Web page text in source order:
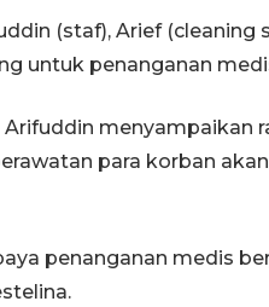
(staf), Arief (cleaning
untuk penanganan
menyampaikan
para korban
penanganan medis